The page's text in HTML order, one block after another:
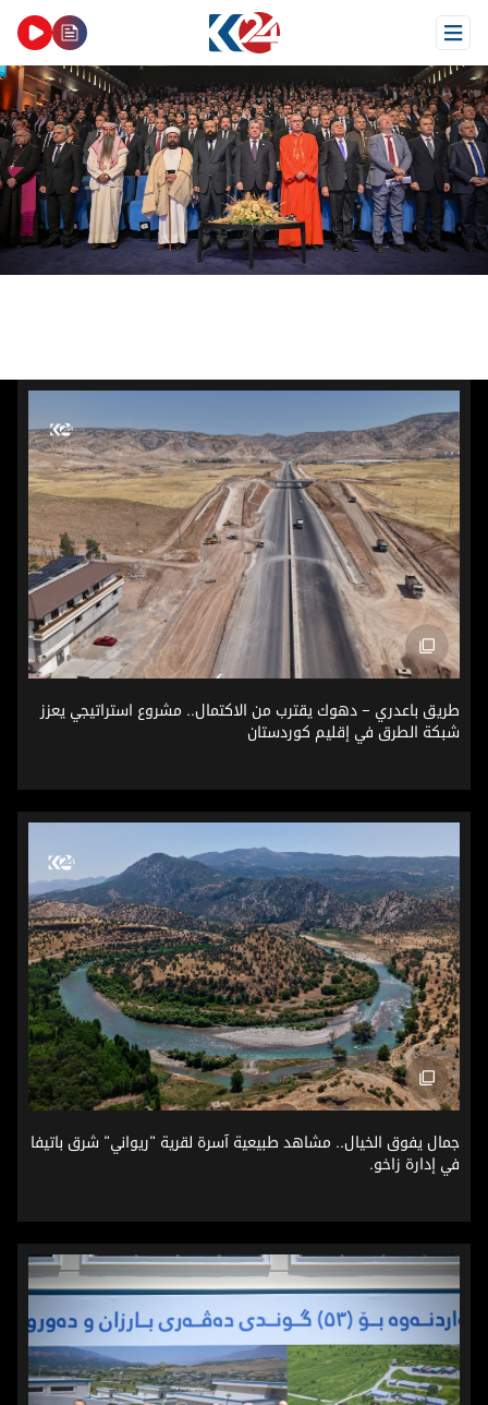
Open Menu
بعد 12 عامًا.. حضور رسمي واسع لإحياء ذكرى إبادة الإيزيديين
طريق باعدري – دهوك يقترب من الاكتمال.. مشروع استراتيجي
طريق باعدري – دهوك يقترب من الاكتمال.. مشروع استراتيجي يعزز
شبكة الطرق في إقليم كوردستان
جمال يفوق الخيال.. مشاهد طبيعية آسرة لقرية "ريواني" شرق
جمال يفوق الخيال.. مشاهد طبيعية آسرة لقرية "ريواني" شرق باتيفا
في إدارة زاخو.